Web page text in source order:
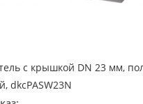
с крышкой DN 23 мм,
dkcPASW23N